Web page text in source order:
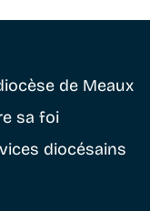
de Meaux
sa foi
diocésains